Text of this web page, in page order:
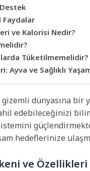
Faydalar
ve Kalorisi Nedir?
Tüketilmemelidir?
Ayva ve Sağlıklı
gizemli dünyasına
edebileceğinizi
sistemini
hedeflerinize
ve Özellikleri